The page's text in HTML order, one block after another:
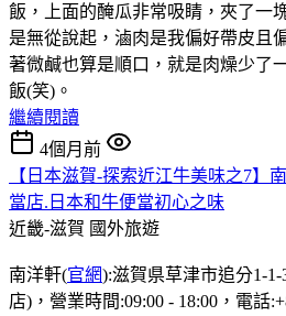
飯，上面的醃瓜非常吸睛，夾了一
是無從說起，滷肉是我偏好帶皮且
著微鹹也算是順口，就是肉燥少了
飯(笑)。
繼續閱讀
4個月前
【日本滋賀-探索近江牛美味之7】
當店.日本和牛便當初心之味
近畿-滋賀 國外旅遊
南洋軒(官網):滋賀県草津市追分1-
店)，營業時間:09:00 - 18:00，電話